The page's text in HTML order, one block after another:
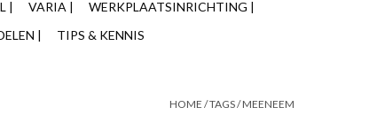
| VARIA |
WERKPLAATSINRICHTING |
| TIPS & KENNIS
HOME /TAGS/MEENEEM